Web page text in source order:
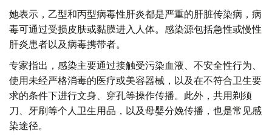
她表示，乙型和丙型病毒性肝炎都是严重的肝脏传染病，病
毒可通过受损皮肤或黏膜进入人体。感染源包括急性或慢性
肝炎患者以及病毒携带者。
专家指出，感染主要通过接触受污染血液、不安全性行为、
使用未经严格消毒的医疗或美容器械，以及在不符合卫生要
求的条件下进行文身、穿孔等操作传播。此外，共用剃须
刀、牙刷等个人卫生用品，以及母婴分娩传播，也是常见感
染途径。